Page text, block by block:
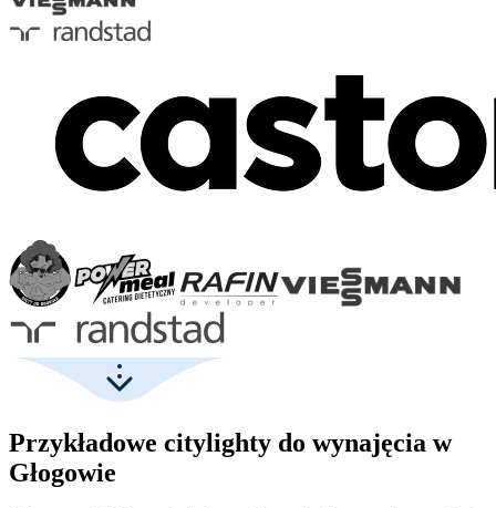
Przykładowe citylighty do wynajęcia w
Głogowie